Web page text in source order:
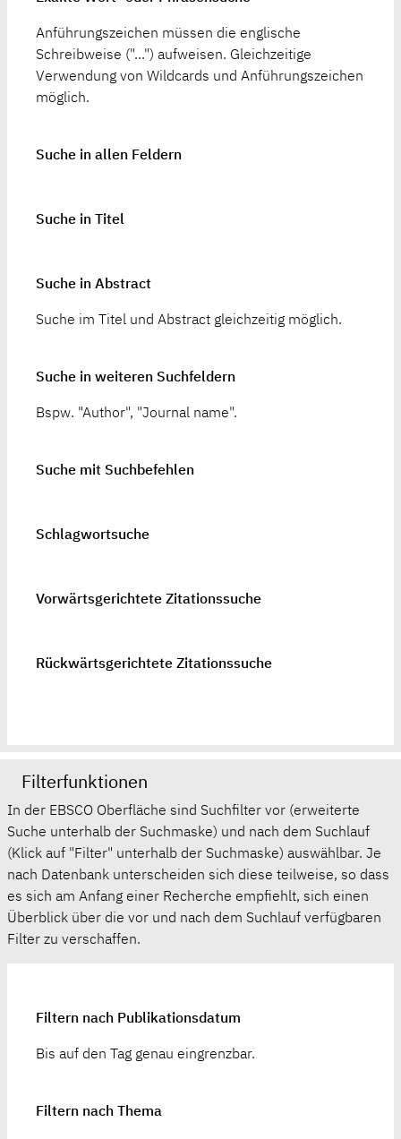
Anführungszeichen müssen die englische
Schreibweise ("...") aufweisen. Gleichzeitige
Verwendung von Wildcards und Anführungszeichen
möglich.
Suche in allen Feldern
Suche in Titel
Suche in Abstract
Suche im Titel und Abstract gleichzeitig möglich.
Suche in weiteren Suchfeldern
Bspw. "Author", "Journal name".
Suche mit Suchbefehlen
Schlagwortsuche
Vorwärtsgerichtete Zitationssuche
Rückwärtsgerichtete Zitationssuche
Filterfunktionen
In der EBSCO Oberfläche sind Suchfilter vor (erweiterte
Suche unterhalb der Suchmaske) und nach dem Suchlauf
(Klick auf "Filter" unterhalb der Suchmaske) auswählbar. Je
nach Datenbank unterscheiden sich diese teilweise, so dass
es sich am Anfang einer Recherche empfiehlt, sich einen
Überblick über die vor und nach dem Suchlauf verfügbaren
Filter zu verschaffen.
Filtern nach Publikationsdatum
Bis auf den Tag genau eingrenzbar.
Filtern nach Thema